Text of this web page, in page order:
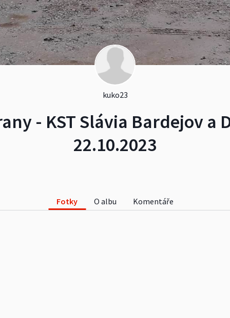
kuko23
- KST Slávia Bardejov a
22.10.2023
Fotky O albu Komentáře